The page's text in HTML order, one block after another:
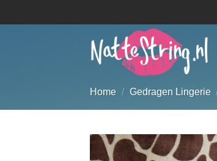
naar
Home / Gedragen Lingerie